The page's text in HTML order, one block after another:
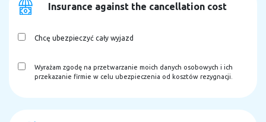
Insurance against the cancellation cost
Chcę ubezpieczyć cały wyjazd
Wyrażam zgodę na przetwarzanie moich danych osobowych i ich
przekazanie firmie w celu ubezpieczenia od kosztów rezygnacji.